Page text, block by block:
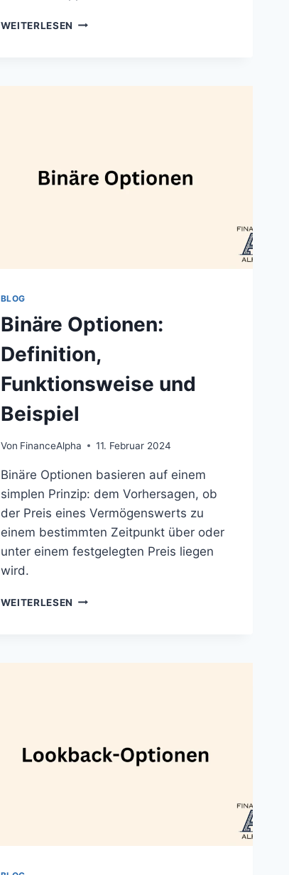
WEITERLESEN EXTRINSISCHER
BLOG
Binäre Optionen:
Definition,
Funktionsweise und
Beispiel
Von FinanceAlpha 11. Februar 2024
Binäre Optionen basieren auf einem
simplen Prinzip: dem Vorhersagen, ob
der Preis eines Vermögenswerts zu
einem bestimmten Zeitpunkt über oder
unter einem festgelegten Preis liegen
wird.
WEITERLESEN BINÄRE